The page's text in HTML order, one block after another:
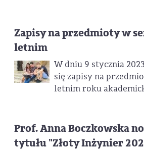
Zapisy na przedmioty w
letnim
W dniu 9 stycznia
się zapisy na
letnim roku
Prof. Anna Boczkowska
tytułu "Złoty Inżynier